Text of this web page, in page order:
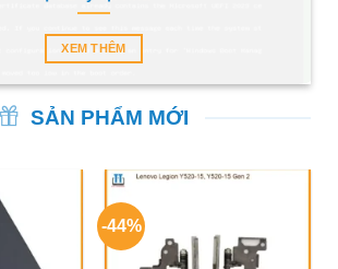
XEM THÊM
SẢN PHẨM MỚI
-44%